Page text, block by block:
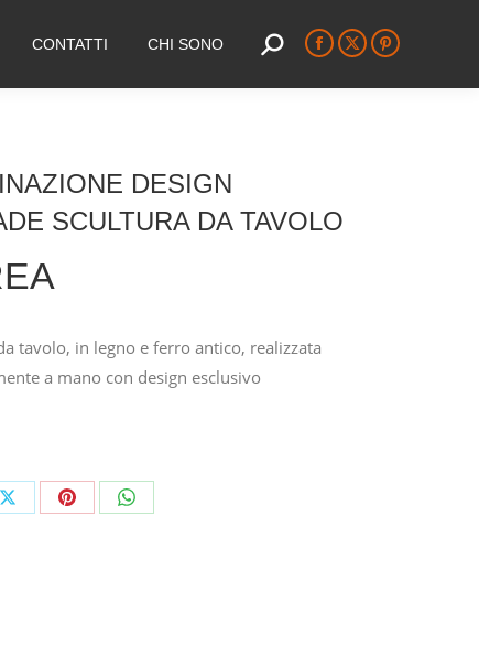
CONTATTI CHI SONO Search: Facebook
page
X
page
Pinterest
page
DESIGN
SCULTURA DA TAVOLO
tavolo, in legno e ferro antico, realizzata
a mano con design esclusivo
Share Share Share